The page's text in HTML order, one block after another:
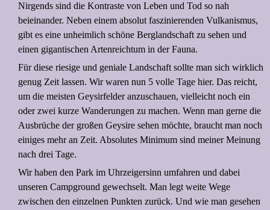
Nirgends sind die Kontraste von Leben und Tod so nah
beieinander. Neben einem absolut faszinierenden Vulkanismus,
gibt es eine unheimlich schöne Berglandschaft zu sehen und
einen gigantischen Artenreichtum in der Fauna.
Für diese riesige und geniale Landschaft sollte man sich wirklich
genug Zeit lassen. Wir waren nun 5 volle Tage hier. Das reicht,
um die meisten Geysirfelder anzuschauen, vielleicht noch ein
oder zwei kurze Wanderungen zu machen. Wenn man gerne die
Ausbrüche der großen Geysire sehen möchte, braucht man noch
einiges mehr an Zeit. Absolutes Minimum sind meiner Meinung
nach drei Tage.
Wir haben den Park im Uhrzeigersinn umfahren und dabei
unseren Campground gewechselt. Man legt weite Wege
zwischen den einzelnen Punkten zurück. Und wie man gesehen